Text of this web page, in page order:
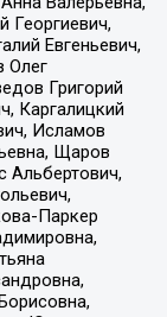
Георгиевич,
Евгеньевич,
Олег
Григорий
Каргалицкий
Исламов
Щаров
Альбертович,
Паркер